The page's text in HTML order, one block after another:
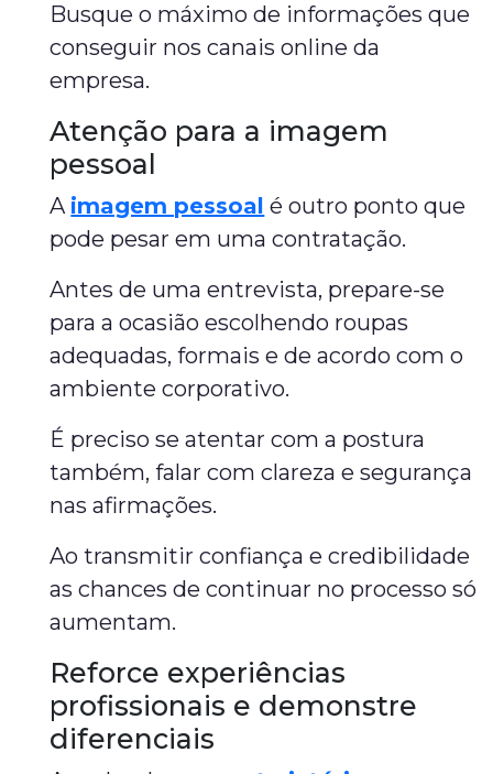
Busque o máximo de informações que
conseguir nos canais online da
empresa.
Atenção para a imagem
pessoal
A imagem pessoal é outro ponto que
pode pesar em uma contratação.
Antes de uma entrevista, prepare-se
para a ocasião escolhendo roupas
adequadas, formais e de acordo com o
ambiente corporativo.
É preciso se atentar com a postura
também, falar com clareza e segurança
nas afirmações.
Ao transmitir confiança e credibilidade
as chances de continuar no processo só
aumentam.
Reforce experiências
profissionais e demonstre
diferenciais